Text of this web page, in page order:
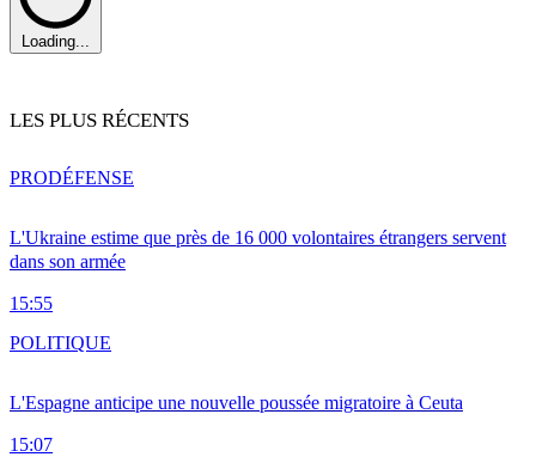
Loading...
LES PLUS RÉCENTS
L'Ukraine estime que près de 16 000 volontaires étrangers servent
dans son armée
15:55
PRODÉFENSE
L'Espagne anticipe une nouvelle poussée migratoire à Ceuta
15:07
POLITIQUE